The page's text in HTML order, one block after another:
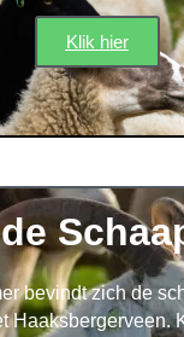
Klik hier
bevindt zich de
Haaksbergerveen.